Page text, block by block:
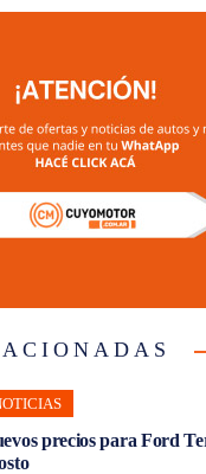
precios para Ford